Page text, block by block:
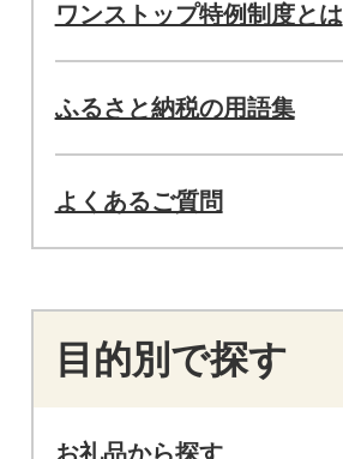
ワンストップ特例制度とは
ふるさと納税の用語集
よくあるご質問
目的別で探す
お礼品から探す